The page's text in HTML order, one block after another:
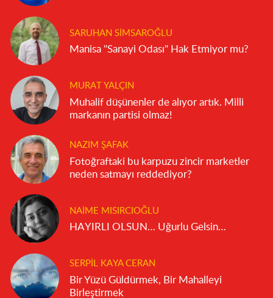
SARUHAN SIMSAROĞLU
Manisa "Sanayi Odası" Hak Etmiyor mu?
MURAT YALÇIN
Muhalif düşünenler de alıyor artık. Milli
markanın partisi olmaz!
NAZIM ŞAFAK
Fotoğraftaki bu karpuzu zincir marketler
neden satmayı reddediyor?
NAIME MISIRCIOĞLU
HAYIRLI OLSUN… Uğurlu Gelsin…
SERPIL KAYA CERAN
Bir Yüzü Güldürmek, Bir Mahalleyi
Birleştirmek